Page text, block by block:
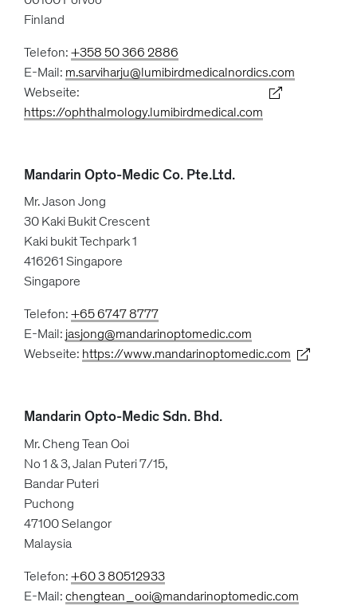
Finland
Telefon:+358 50 366 2886
E-Mail: m.sarviharju@lumibirdmedicalnordics.com
Webseite:
https://ophthalmology.lumibirdmedical.com
Mandarin Opto-Medic Co. Pte.Ltd.
Mr. Jason Jong
30 Kaki Bukit Crescent
Kaki bukit Techpark 1
416261 Singapore
Singapore
Telefon:+65 6747 8777
E-Mail: jasjong@mandarinoptomedic.com
Webseite: https://www.mandarinoptomedic.com
Mandarin Opto-Medic Sdn. Bhd.
Mr. Cheng Tean Ooi
No 1 & 3, Jalan Puteri 7/15,
Bandar Puteri
Puchong
47100 Selangor
Malaysia
Telefon:+60 3 80512933
E-Mail:chengtean_ooi@mandarinoptomedic.com